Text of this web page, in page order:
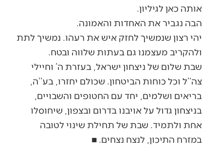
אותה כאן לגיליון.
הבה נגביר את האחדות והאמונה.
יהי רצון שנמשיך לחזק איש את רעהו. נמשיך לתת
ולהקריב מעצמנו גם בעתות שלווה ובטח.
שבת שלום של ניצחון ישראל, בעזרת ה’ וחיילי
צה’’ל וכל כוחות הביטחון. שכולם יחזרו, בע’’ה,
בריאים ושלמים, יחד עם החטופים והשבויים,
בניצחון גדול על אויבנו בדרום ובצפון, שיחוסלו
אחת ולתמיד. שבת של תחילת שינוי לטובה
במזרח התיכון, לנצח נצחים. ■